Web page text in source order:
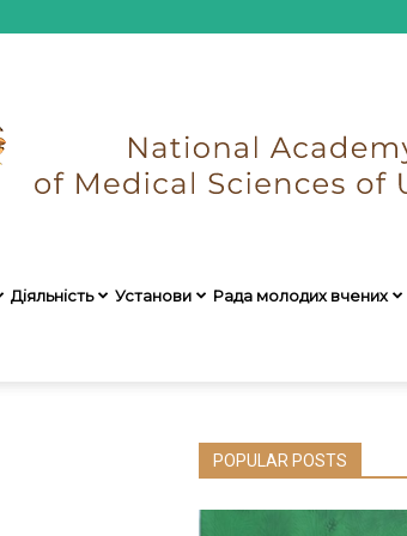
Діяльність Установи Рада молодих вчених
POPULAR POSTS